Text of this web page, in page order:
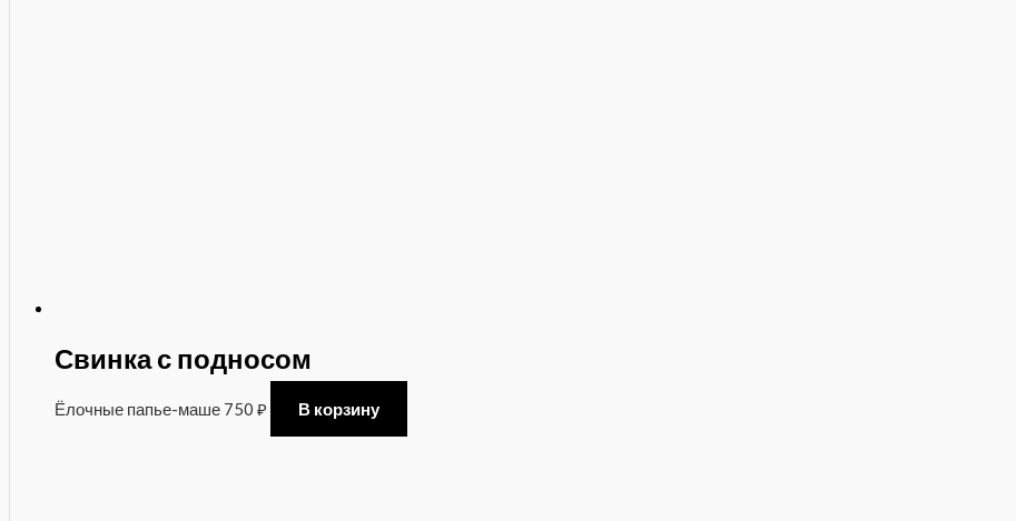
Свинка с подносом
Ёлочные папье-маше 750 ₽ В корзину